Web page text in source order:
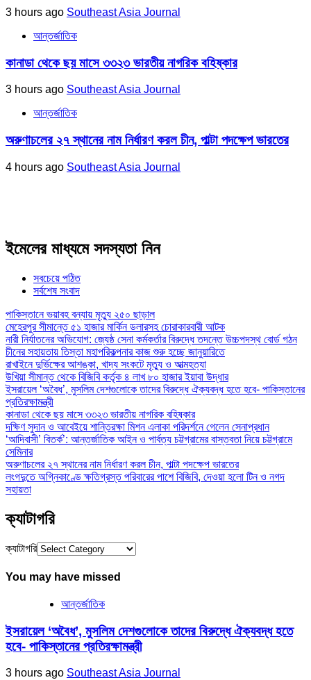
3 hours ago Southeast Asia Journal
আন্তর্জাতিক
কানাডা থেকে ছয় মাসে ৩৩২৩ ভারতীয় নাগরিক বহিষ্কার
3 hours ago Southeast Asia Journal
আন্তর্জাতিক
অরুণাচলের ২৭ স্থানের নাম নির্ধারণ করল চীন, পাল্টা পদক্ষেপ ভারতের
4 hours ago Southeast Asia Journal
ইমেলের মাধ্যমে সদস্যতা নিন
সবচেয়ে পঠিত
সর্বশেষ সংবাদ
পাকিস্তানে ভয়াবহ বন্যায় মৃত্যু ২৫০ ছাড়াল
মেহেরপুর সীমান্তে ৫১ হাজার মার্কিন ডলারসহ চোরাকারবারী আটক
নারী নির্যাতনের অভিযোগ: জ্যেষ্ঠ সেনা কর্মকর্তার বিরুদ্ধে তদন্তে উচ্চপদস্থ বোর্ড গঠন
চীনের সহায়তায় তিস্তা মহাপরিকল্পনার কাজ শুরু হচ্ছে জানুয়ারিতে
রাখাইনে দুর্ভিক্ষের আশঙ্কা, খাদ্য সংকটে মৃত্যু ও আত্মহত্যা
উখিয়া সীমান্ত থেকে বিজিবি কর্তৃক ৪ লাখ ৮০ হাজার ইয়াবা উদ্ধার
ইসরায়েল ‘অবৈধ’, মুসলিম দেশগুলোকে তাদের বিরুদ্ধে ঐক্যবদ্ধ হতে হবে- পাকিস্তানের
প্রতিরক্ষামন্ত্রী
কানাডা থেকে ছয় মাসে ৩৩২৩ ভারতীয় নাগরিক বহিষ্কার
দক্ষিণ সুদান ও আবেইয়ে শান্তিরক্ষা মিশন এলাকা পরিদর্শনে গেলেন সেনাপ্রধান
‘আদিবাসী’ বিতর্ক’: আন্তর্জাতিক আইন ও পার্বত্য চট্টগ্রামের বাস্তবতা নিয়ে চট্টগ্রামে
সেমিনার
অরুণাচলের ২৭ স্থানের নাম নির্ধারণ করল চীন, পাল্টা পদক্ষেপ ভারতের
লংগদুতে অগ্নিকাণ্ডে ক্ষতিগ্রস্ত পরিবারের পাশে বিজিবি, দেওয়া হলো টিন ও নগদ
সহায়তা
ক্যাটাগরি
ক্যাটাগরি
You may have missed
আন্তর্জাতিক
ইসরায়েল ‘অবৈধ’, মুসলিম দেশগুলোকে তাদের বিরুদ্ধে ঐক্যবদ্ধ হতে
হবে- পাকিস্তানের প্রতিরক্ষামন্ত্রী
3 hours ago Southeast Asia Journal